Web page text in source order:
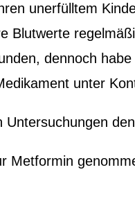
unerfülltem
Blutwerte
dennoch
unter
Untersuchungen
Metformin